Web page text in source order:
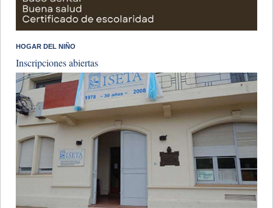
HOGAR DEL NIÑO
Inscripciones abiertas